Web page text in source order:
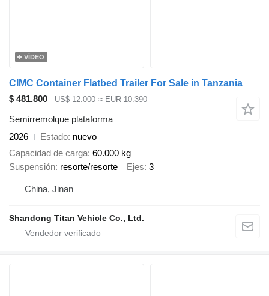
VÍDEO
CIMC Container Flatbed Trailer For Sale in Tanzania
$ 481.800
US$ 12.000 ≈ EUR 10.390
Semirremolque plataforma
2026
Estado nuevo
Capacidad de carga 60.000 kg
Suspensión resorte/resorte Ejes 3
China, Jinan
Shandong Titan Vehicle Co., Ltd.